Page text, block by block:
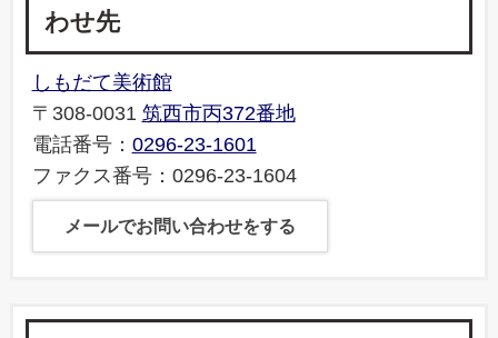
わせ先
しもだて美術館
〒308-0031 筑西市丙372番地
電話番号： 0296-23-1601
ファクス番号：0296-23-1604
メールでお問い合わせをする